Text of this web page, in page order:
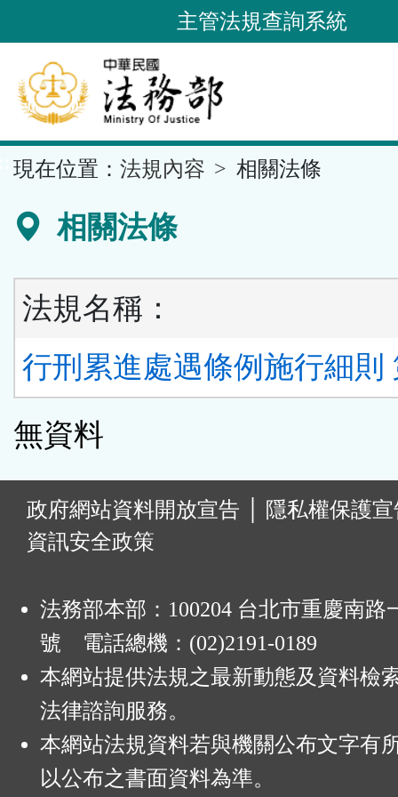
到
要
內
容
區
主管法規查詢系統
現在位置： 法規內容 相關法條
相關法條
法規名稱：
行刑累進處遇條例施行細則
無資料
政府網站資料開放宣告
隱私權保護
資訊安全政策
法務部本部：100204 台北市重慶南路
號 電話總機：(02)2191-0189
本網站提供法規之最新動態及資料檢
法律諮詢服務。
本網站法規資料若與機關公布文字有
以公布之書面資料為準。